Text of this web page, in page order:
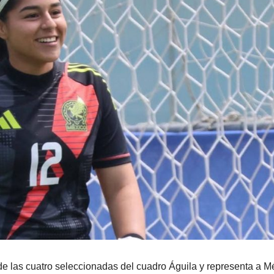
las cuatro seleccionadas del cuadro Águila y representa a